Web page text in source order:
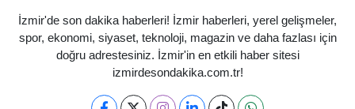
İzmir'de son dakika haberleri! İzmir haberleri, yerel gelişmeler,
spor, ekonomi, siyaset, teknoloji, magazin ve daha fazlası için
doğru adrestesiniz. İzmir'in en etkili haber sitesi
izmirdesondakika.com.tr!